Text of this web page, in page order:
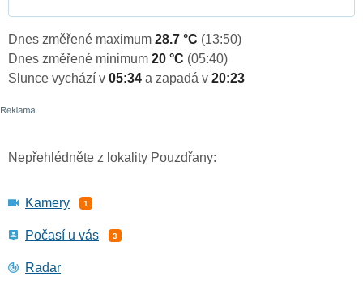
Dnes změřené maximum 28.7 °C (13:50)
Dnes změřené minimum 20 °C (05:40)
Slunce vychází v 05:34 a zapadá v 20:23
Nepřehlédněte z lokality Pouzdřany:
Kamery 1
Počasí u vás 3
Radar